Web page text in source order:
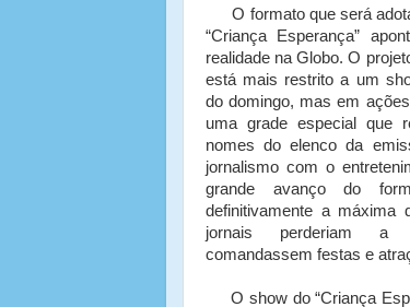
O formato que será
“Criança Esperança”
realidade na Globo. O
está mais restrito a um
do domingo, mas em
uma grade especial que
nomes do elenco da
jornalismo com o
grande avanço do
definitivamente a máxima
jornais perderiam a
comandassem festas e
O show do “Criança